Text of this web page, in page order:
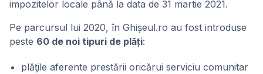
impozitelor locale până la data de 31 martie 2021.
Pe parcursul lui 2020, în Ghișeul.ro au fost introduse
peste 60 de noi tipuri de plăți:
plăţile aferente prestării oricărui serviciu comunitar